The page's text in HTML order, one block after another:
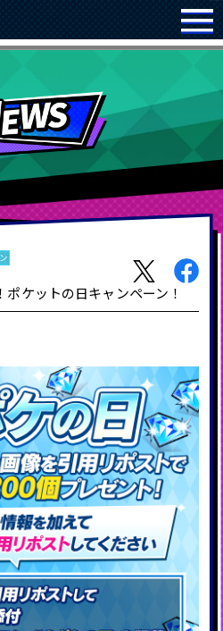
ポケットの日キャンペーン！